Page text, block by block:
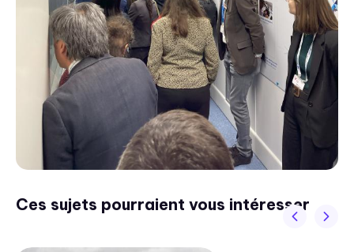
Ces sujets pourraient vous intéresser